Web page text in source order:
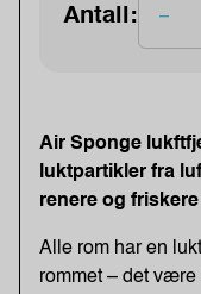
Antall:
Air Sponge
luktpartikler fra
renere og
Alle rom har en
rommet – det være